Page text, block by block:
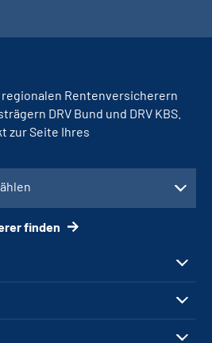
regionalen Rentenversicherern
DRV Bund und DRV KBS.
zur Seite Ihres
finden